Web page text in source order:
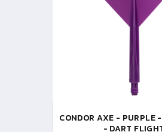
CONDOR AXE - PURPLE
- DART